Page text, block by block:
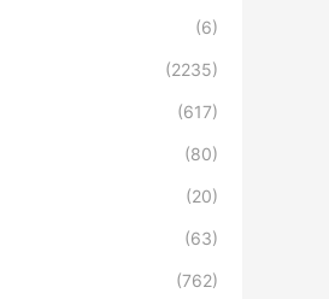
(6)
(2235)
(617)
(80)
(20)
(63)
(762)